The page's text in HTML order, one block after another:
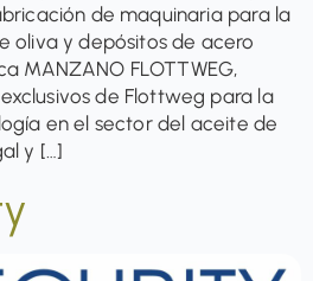
de maquinaria para la
oliva y depósitos de acero
MANZANO FLOTTWEG,
de Flottweg para la
en el sector del aceite de
y […]